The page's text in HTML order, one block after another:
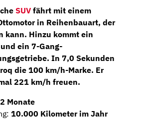
SUV fährt mit einem
in Reihenbauart, der
kann. Hinzu kommt ein
und ein 7-Gang-
. In 7,0 Sekunden
die 100 km/h-Marke. Er
221 km/h freuen.
Monate
10.000 Kilometer im Jahr